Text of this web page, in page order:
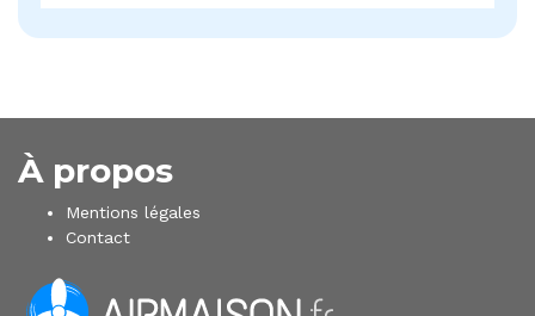
À propos
Mentions légales
Contact